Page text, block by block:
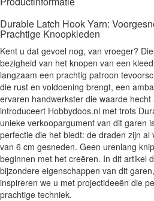
Durable Latch Hook Yarn:
Prachtige Knoopkleden
Kent u dat gevoel nog, van vroeger?
bezigheid van het knopen van een
langzaam een prachtig patroon
die rust en voldoening brengt, een
ervaren handwerkster die waarde
introduceert Hobbydoos.nl met trots
unieke verkoopargument van dit garen
perfectie die het biedt: de draden zijn
van 6 cm gesneden. Geen urenlang
beginnen met het creëren. In dit artikel
bijzondere eigenschappen van dit
inspireren we u met projectideeën die
prachtige techniek.